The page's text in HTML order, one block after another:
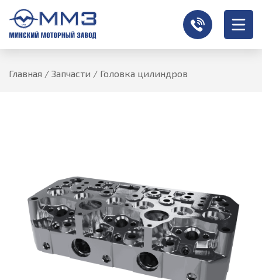
Главная / Запчасти / Головка цилиндров